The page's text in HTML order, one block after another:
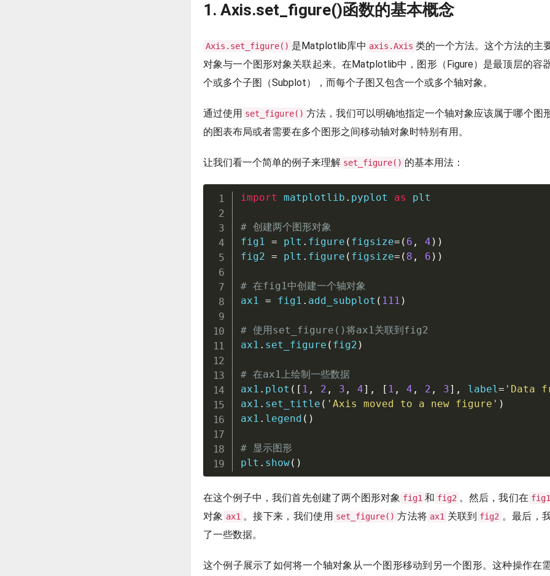
1. Axis.set_figure()函数的基本概念
Axis.set_figure() 是Matplotlib库中 axis.Axis 类的一个方法。这个方法的主
对象与一个图形对象关联起来。在Matplotlib中，图形（Figure）是最顶层的容
个或多个子图（Subplot），而每个子图又包含一个或多个轴对象。
通过使用 set_figure() 方法，我们可以明确地指定一个轴对象应该属于哪个图
的图表布局或者需要在多个图形之间移动轴对象时特别有用。
让我们看一个简单的例子来理解 set_figure() 的基本用法：
import matplotlib . pyplot as plt
# 创建两个图形对象
fig1 = plt . figure ( figsize= ( 6 , 4 ) )
fig2 = plt . figure ( figsize= ( 8 , 6 ) )
# 在fig1中创建一个轴对象
ax1 = fig1 . add_subplot ( 111 )
# 使用set_figure()将ax1关联到fig2
ax1 . set_figure ( fig2 )
# 在ax1上绘制一些数据
ax1 . plot ( [ 1 , 2 , 3 , 4] , [ 1 , 4 , 2 , 3] , label= 'Data
ax1 . set_title ( 'Axis moved to a new figure' )
ax1 . legend ( )
# 显示图形
plt . show( )
在这个例子中，我们首先创建了两个图形对象 fig1 和 fig2 。然后，我们在 fig1
对象 ax1 。接下来，我们使用 set_figure() 方法将 ax1 关联到 fig2 。最后，
了一些数据。
这个例子展示了如何将一个轴对象从一个图形移动到另一个图形。这种操作在